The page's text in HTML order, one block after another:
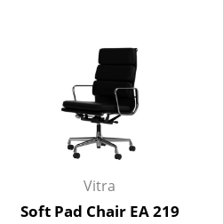
Accessoires
Uhren
Spiegel
Figuren & Miniaturen
Vasen
Vitra
Soft Pad Chair EA 219